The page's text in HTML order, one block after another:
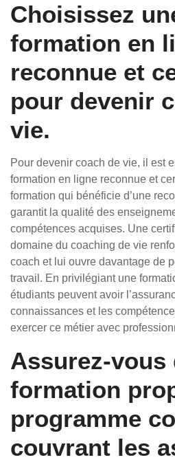
Choisissez
formation en
reconnue et
pour devenir
vie.
Pour devenir coach de vie, il est
formation en ligne reconnue et
formation qui bénéficie d’une
garantit la qualité des
compétences acquises. Une
domaine du coaching de vie
coach et lui ouvre davantage de
travail. En privilégiant une
étudiants peuvent avoir
connaissances et les
exercer ce métier avec
Assurez-vous
formation
programme
couvrant les